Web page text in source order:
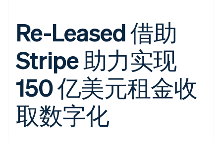
在线支付
Payment links
Checkout
预构建支付界
Elements
灵活的 UI 组件
Payment
methods
接入 125+ 种支
经常性收入
Metronome
按用量计费
Subscriptions
订阅管理
Invoicing
一次性或定期
账单
Tax
销售税和增值
税自动化
Global
Payouts
向第三
方打款
Crypto
钱包、
稳定币
发行和
按应用场景
智能体商务
加密货币
电子商务
嵌入式金融
财务自动化
全球化企业
应用内支付
Stripe Apps
接受线上付款
实施预置结账流程
构建平台或交易市场
管理订阅
提供按用量计费
支持
获取支持
托管支持方案
专业服务
Re-Leased 借助
Stripe 助力实现
150 亿美元租金收
取数字化